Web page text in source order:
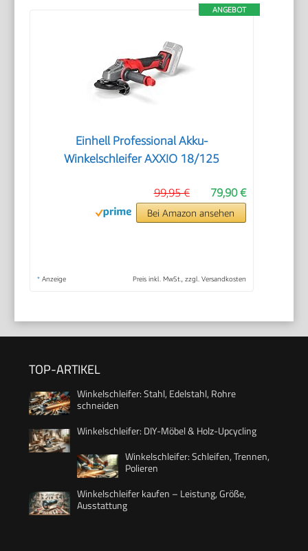
ANGEBOT
Einhell Professional Akku-
Winkelschleifer AXXIO 18/125
79,90 €
99,95 €
Bei Amazon ansehen
* Anzeige Preis inkl. MwSt., zzgl. Versandkosten
TOP-ARTIKEL
Winkelschleifer: Stahl, Edelstahl, Rohre
schneiden
Winkelschleifer: DIY-Möbel & Holz-Upcycling
Winkelschleifer: Schleifen, Trennen,
Polieren
Winkelschleifer kaufen – Leistung, Größe,
Ausstattung